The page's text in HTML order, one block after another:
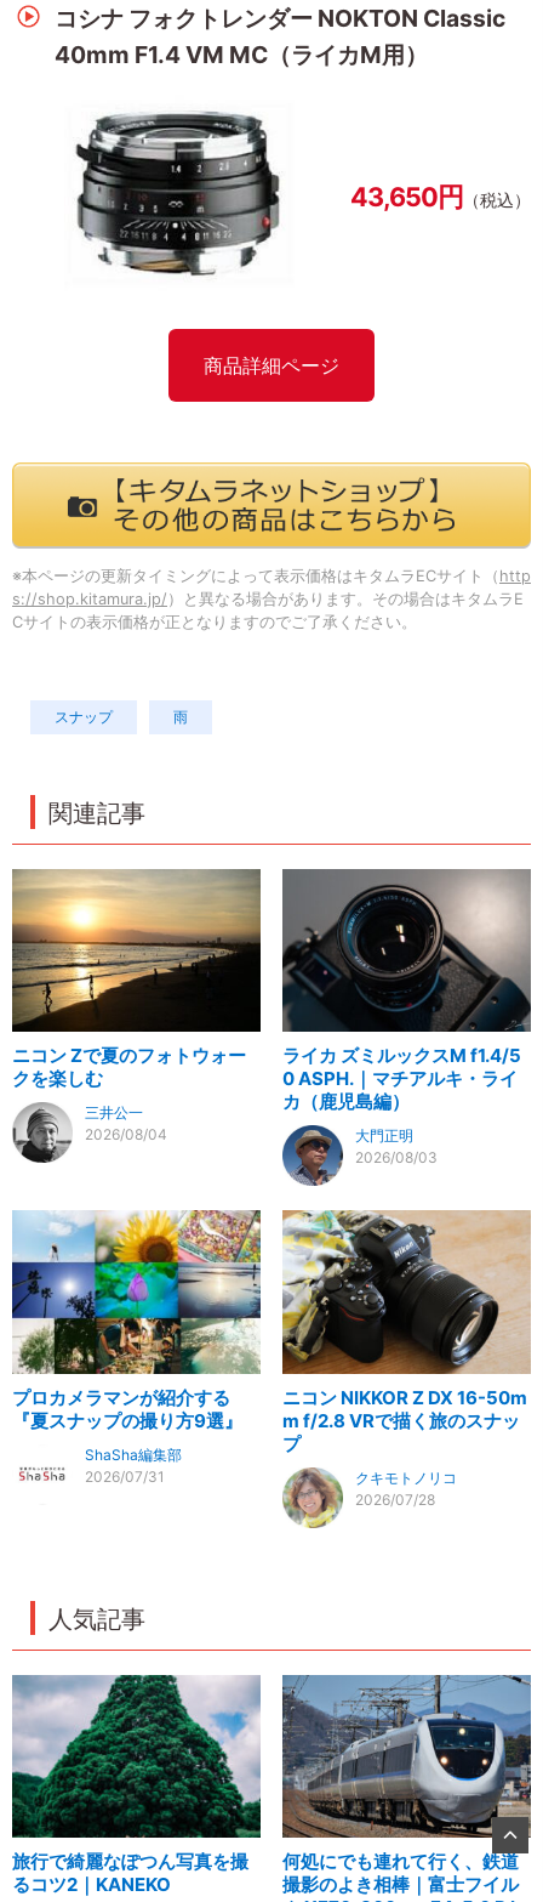
コシナ フォクトレンダー NOKTON Classic
40mm F1.4 VM MC（ライカM用）
43,650円 （税込）
商品詳細ページ
※本ページの更新タイミングによって表示価格はキタムラECサイト（ http
s://shop.kitamura.jp/ ）と異なる場合があります。その場合はキタムラE
Cサイトの表示価格が正となりますのでご了承ください。
スナップ 雨
関連記事
ニコン Zで夏のフォトウォー
クを楽しむ
三井公一
2026/08/04
ライカ ズミルックスM f1.4/5
0 ASPH.｜マチアルキ・ライ
カ（鹿児島編）
大門正明
2026/08/03
プロカメラマンが紹介する
『夏スナップの撮り方9選』
ShaSha編集部
2026/07/31
ニコン NIKKOR Z DX 16-50m
m f/2.8 VRで描く旅のスナッ
プ
クキモトノリコ
2026/07/28
人気記事
旅行で綺麗なぽつん写真を撮
るコツ2｜KANEKO
何処にでも連れて行く、鉄道
撮影のよき相棒｜富士フイル